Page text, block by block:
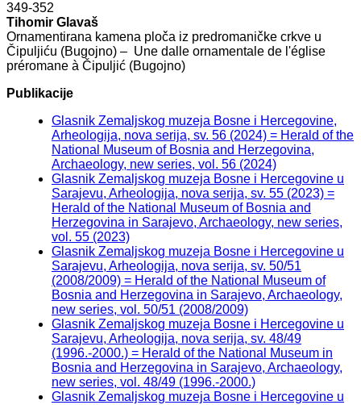
349-352
Tihomir Glavaš
Ornamentirana kamena ploča iz predromaničke crkve u
Čipuljiću (Bugojno) – Une dalle ornamentale de l'église
préromane à Čipuljić (Bugojno)
Publikacije
Glasnik Zemaljskog muzeja Bosne i Hercegovine,
Arheologija, nova serija, sv. 56 (2024) = Herald of the
National Museum of Bosnia and Herzegovina,
Archaeology, new series, vol. 56 (2024)
Glasnik Zemaljskog muzeja Bosne i Hercegovine u
Sarajevu, Arheologija, nova serija, sv. 55 (2023) =
Herald of the National Museum of Bosnia and
Herzegovina in Sarajevo, Archaeology, new series,
vol. 55 (2023)
Glasnik Zemaljskog muzeja Bosne i Hercegovine u
Sarajevu, Arheologija, nova serija, sv. 50/51
(2008/2009) = Herald of the National Museum of
Bosnia and Herzegovina in Sarajevo, Archaeology,
new series, vol. 50/51 (2008/2009)
Glasnik Zemaljskog muzeja Bosne i Hercegovine u
Sarajevu, Arheologija, nova serija, sv. 48/49
(1996.-2000.) = Herald of the National Museum in
Bosnia and Herzegovina in Sarajevo, Archaeology,
new series, vol. 48/49 (1996.-2000.)
Glasnik Zemaljskog muzeja Bosne i Hercegovine u